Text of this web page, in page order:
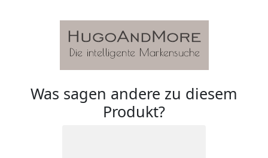
Was sagen andere zu diesem
Produkt?